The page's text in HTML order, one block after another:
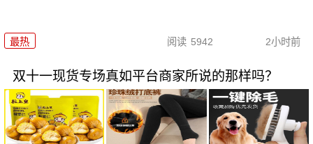
最热 阅读 5942 2小时前
双十一现货专场真如平台商家所说的那样吗？